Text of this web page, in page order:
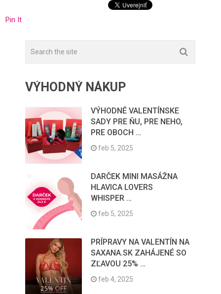
Pin It
VÝHODNÝ NÁKUP
VÝHODNÉ VALENTÍNSKE
SADY PRE ŇU, PRE NEHO,
PRE OBOCH …
feb 5, 2025
DARČEK MINI MASÁŽNA
HLAVICA LOVERS
WHISPER …
feb 5, 2025
PRÍPRAVY NA VALENTÍN NA
SAXANA.SK ZAHÁJENÉ SO
ZĽAVOU 25% …
feb 4, 2025